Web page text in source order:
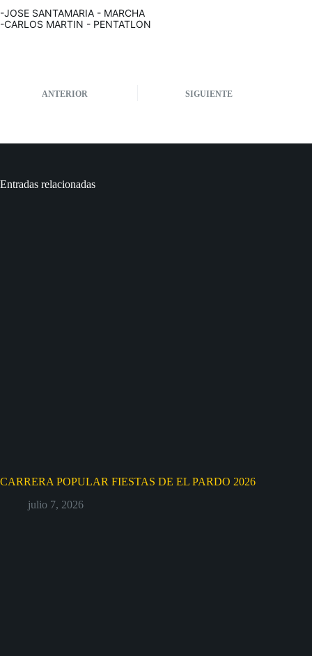
-JOSE SANTAMARIA - MARCHA
-CARLOS MARTIN - PENTATLON
ANTERIOR SIGUIENTE
Entradas relacionadas
CARRERA POPULAR FIESTAS DE EL PARDO 2026
julio 7, 2026